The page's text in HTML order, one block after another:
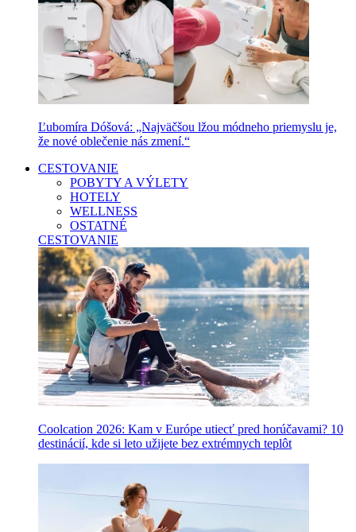
Ľubomíra Dóšová: „Najväčšou lžou módneho priemyslu je,
že nové oblečenie nás zmení.“
CESTOVANIE
POBYTY A VÝLETY
HOTELY
WELLNESS
OSTATNÉ
CESTOVANIE
Coolcation 2026: Kam v Európe utiecť pred horúčavami? 10
destinácií, kde si leto užijete bez extrémnych teplôt